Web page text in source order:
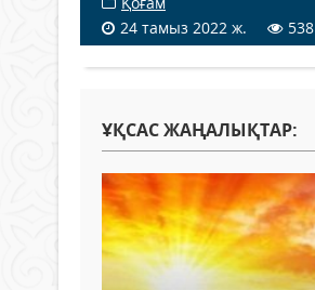
24 тамыз 2022 ж.
538
ҰҚСАС ЖАҢАЛЫҚТАР: